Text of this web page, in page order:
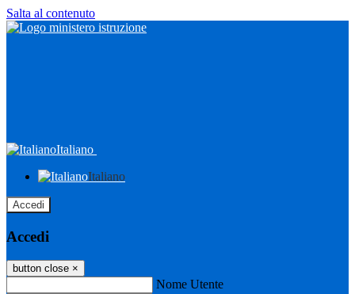
Salta al contenuto
Italiano
Italiano
Accedi
Accedi
button close ×
Nome Utente